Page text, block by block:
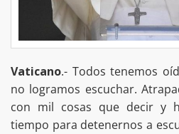
Vaticano.- Todos tenemos
no logramos escuchar.
con mil cosas que decir y
tiempo para detenernos a